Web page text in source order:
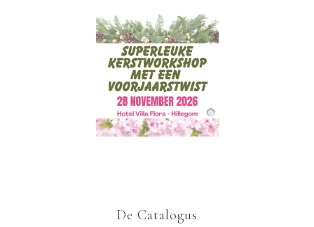
De Catalogus